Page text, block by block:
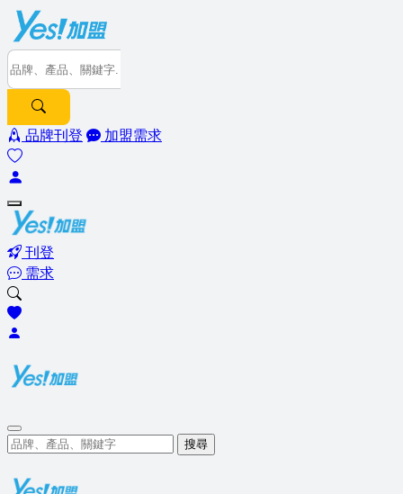
品牌刊登 加盟需求
刊登
需求
搜尋